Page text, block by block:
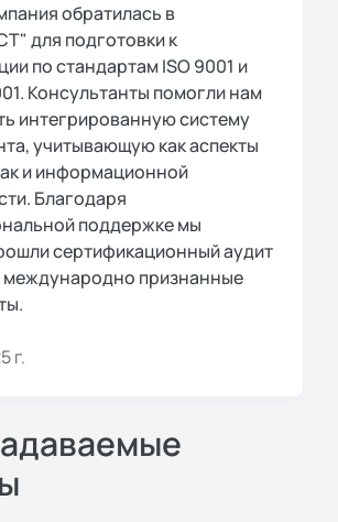
обратилась в
для подготовки к
по стандартам ISO 9001 и
Консультанты помогли нам
интегрированную систему
учитывающую как аспекты
и информационной
Благодаря
поддержке мы
сертификационный аудит
международно признанные
г.